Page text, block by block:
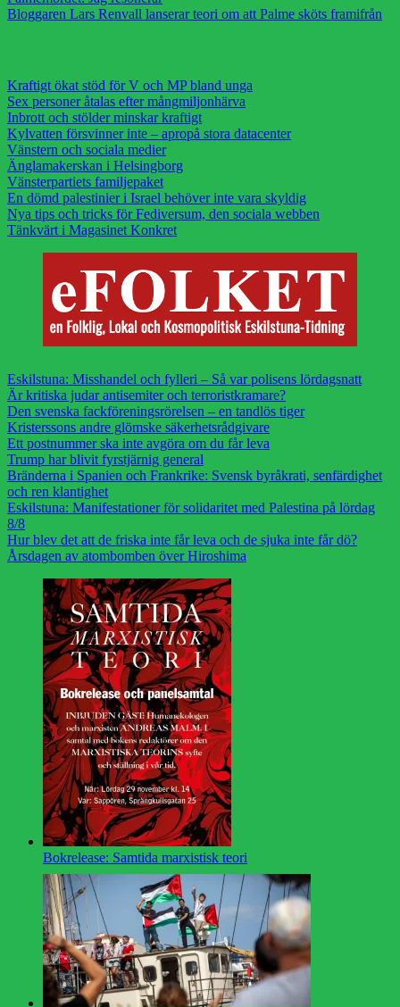
Bloggaren Lars Renvall lanserar teori om att Palme sköts framifrån
Kraftigt ökat stöd för V och MP bland unga
Sex personer åtalas efter mångmiljonhärva
Inbrott och stölder minskar kraftigt
Kylvatten försvinner inte – apropå stora datacenter
Vänstern och sociala medier
Änglamakerskan i Helsingborg
Vänsterpartiets familjepaket
En dömd palestinier i Israel behöver inte vara skyldig
Nya tips och tricks för Fediversum, den sociala webben
Tänkvärt i Magasinet Konkret
Eskilstuna: Misshandel och fylleri – Så var polisens lördagsnatt
Är kritiska judar antisemiter och terroristkramare?
Den svenska fackföreningsrörelsen – en tandlös tiger
Kristerssons andre glömske säkerhetsrådgivare
Ett postnummer ska inte avgöra om du får leva
Trump har blivit fyrstjärnig general
Bränderna i Spanien och Frankrike: Svensk byråkrati, senfärdighet
och ren klantighet
Eskilstuna: Manifestationer för solidaritet med Palestina på lördag
8/8
Hur blev det att de friska inte får leva och de sjuka inte får dö?
Årsdagen av atombomben över Hiroshima
Bokrelease: Samtida marxistisk teori